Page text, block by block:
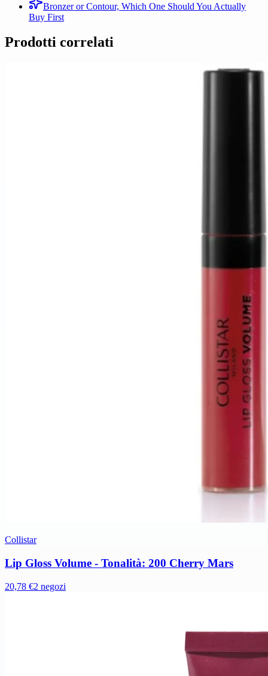
Bronzer or Contour, Which One Should You Actually
Buy First
Prodotti correlati
Collistar
Lip Gloss Volume - Tonalità: 200 Cherry Mars
20,78 €2 negozi